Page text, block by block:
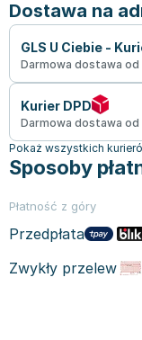
Dostawa na
GLS U Ciebie -
Darmowa dostawa od
Kurier DPD
Darmowa dostawa od
Pokaż wszystkich
Sposoby
Płatność z góry
Przedpłata
Zwykły przelew